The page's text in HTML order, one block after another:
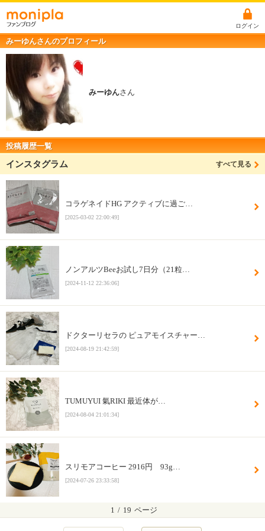
ログイン
みーゆんさんのプロフィール
みーゆんさん
投稿履歴一覧
インスタグラム すべて見る
コラゲネイドHG アクティブに過ご…
[2025-03-02 22:00:49]
ノンアルツBeeお試し7日分（21粒…
[2024-11-12 22:36:06]
ドクターリセラの ピュアモイスチャー…
[2024-08-19 21:42:59]
TUMUYUI 氣RIKI 最近体が…
[2024-08-04 21:01:34]
スリモアコーヒー 2916円 93g…
[2024-07-26 23:33:58]
1 / 19 ページ